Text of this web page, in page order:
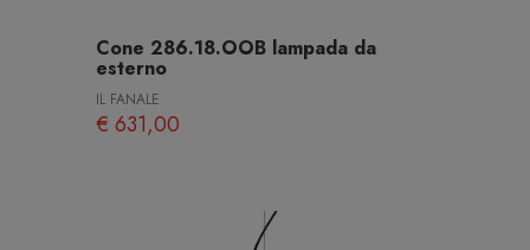
Cone 286.18.OOB lampada da
esterno
IL FANALE
€ 631,00